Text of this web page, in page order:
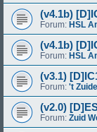
(v4.1b)
Forum: HSL
(v4.1b)
Forum: HSL
(v3.1)
Forum: 't
(v2.0)
Forum: Zuid